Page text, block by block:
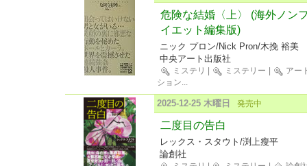
危険な結婚〈上〉 (海外ノン
イエット編集版)
ニック プロン/Nick Pron/木挽 裕美
中央アート出版社
ミステリ ミステリー
アー
ション...
2025-12-25 木曜日 発売中
二度目の告白
レックス・スタウト/渕上瘦平
論創社